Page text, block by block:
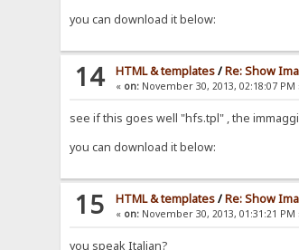
you can download it below:
14 HTML & templates/Re: Show
« on: November 30, 2013, 02:18:07 PM
see if this goes well "hfs.tpl" , the
you can download it below:
15 HTML & templates/Re: Show
« on: November 30, 2013, 01:31:21 PM
you speak Italian?